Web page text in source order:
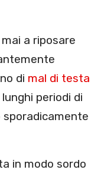
a riposare
di mal di testa
periodi di
in modo sordo